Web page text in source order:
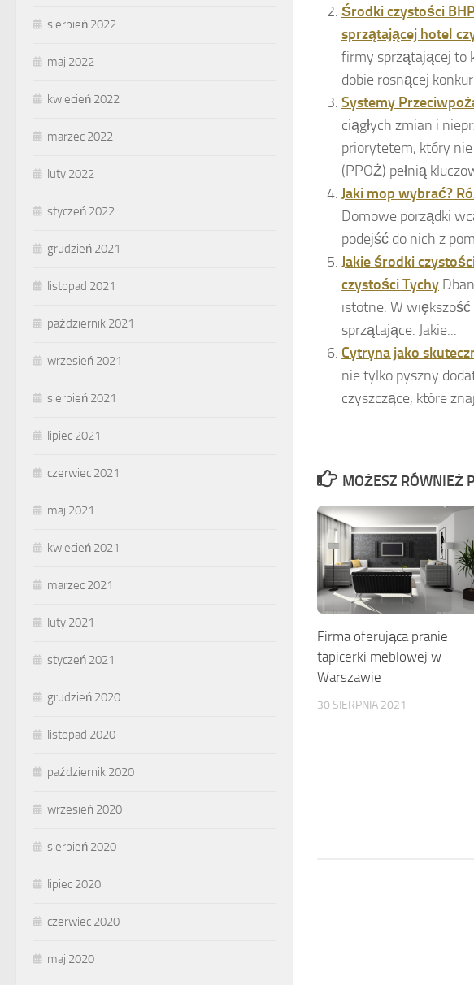
Środki czystości
sprzątającej hotel
firmy sprzątającej to
dobie rosnącej
Systemy
ciągłych zmian i
priorytetem, który
(PPOŻ) pełnią
Jaki mop wybrać?
Domowe porządki
podejść do nich z
Jakie środki
czystości Tychy
istotne. W
sprzątające. Jakie...
Cytryna jako
nie tylko pyszny
czyszczące, które
MOŻESZ RÓWNIEŻ
Firma oferująca pranie
tapicerki meblowej w
Warszawie
30 SIERPNIA 2021
sierpień 2022
maj 2022
kwiecień 2022
marzec 2022
luty 2022
styczeń 2022
grudzień 2021
listopad 2021
październik 2021
wrzesień 2021
sierpień 2021
lipiec 2021
czerwiec 2021
maj 2021
kwiecień 2021
marzec 2021
luty 2021
styczeń 2021
grudzień 2020
listopad 2020
październik 2020
wrzesień 2020
sierpień 2020
lipiec 2020
czerwiec 2020
maj 2020